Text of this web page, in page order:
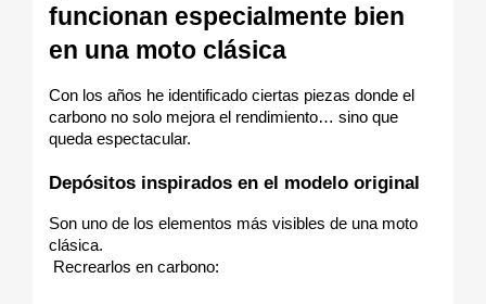
funcionan especialmente bien
en una moto clásica
Con los años he identificado ciertas piezas donde el
carbono no solo mejora el rendimiento… sino que
queda espectacular.
Depósitos inspirados en el modelo original
Son uno de los elementos más visibles de una moto
clásica.
Recrearlos en carbono: